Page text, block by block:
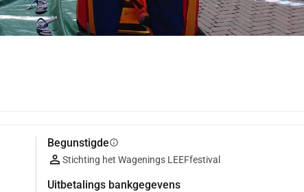
Begunstigdeinfo
Stichting het Wagenings LEEFfestival
Uitbetalings bankgegevens